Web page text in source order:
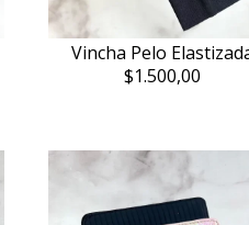
Vincha Pelo
$1.500,00